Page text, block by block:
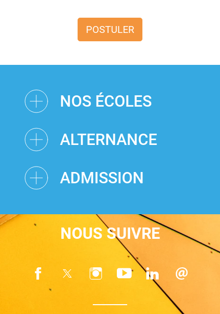
POSTULER
NOS ÉCOLES
ALTERNANCE
ADMISSION
NOUS SUIVRE